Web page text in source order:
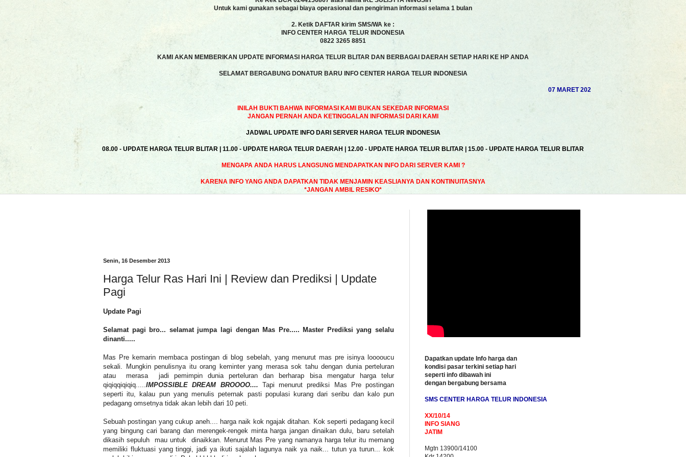
Untuk kami gunakan sebagai biaya operasional dan pengiriman informasi selama 1 bulan
2. Ketik DAFTAR kirim SMS/WA ke :
INFO CENTER HARGA TELUR INDONESIA
0822 3265 8851
KAMI AKAN MEMBERIKAN UPDATE INFORMASI HARGA TELUR BLITAR DAN BERBAGAI DAERAH SETIAP HARI KE HP ANDA
SELAMAT BERGABUNG DONATUR BARU INFO CENTER HARGA TELUR INDONESIA
07 MARET 2025 | AKHSAN ROSYIDI |
INILAH BUKTI BAHWA INFORMASI KAMI BUKAN SEKEDAR INFORMASI
JANGAN PERNAH ANDA KETINGGALAN INFORMASI DARI KAMI
JADWAL UPDATE INFO DARI SERVER HARGA TELUR INDONESIA
08.00 - UPDATE HARGA TELUR BLITAR | 11.00 - UPDATE HARGA TELUR DAERAH | 12.00 - UPDATE HARGA TELUR BLITAR | 15.00 - UPDATE HARGA TELUR BLITAR
MENGAPA ANDA HARUS LANGSUNG MENDAPATKAN INFO DARI SERVER KAMI ?
KARENA INFO YANG ANDA DAPATKAN TIDAK MENJAMIN KEASLIANYA DAN KONTINUITASNYA
*JANGAN AMBIL RESIKO*
Senin, 16 Desember 2013
Harga Telur Ras Hari Ini | Review dan Prediksi | Update
Pagi
Update Pagi
Selamat pagi bro... selamat jumpa lagi dengan Mas Pre..... Master Prediksi yang selalu
dinanti.....
Mas Pre kemarin membaca postingan di blog sebelah, yang menurut mas pre isinya looooucu
sekali. Mungkin penulisnya itu orang keminter yang merasa sok tahu dengan dunia perteluran
atau merasa jadi pemimpin dunia perteluran dan berharap bisa mengatur harga telur
qiqiqqiqiqiq..... IMPOSSIBLE DREAM BROOOO.... Tapi menurut prediksi Mas Pre postingan
seperti itu, kalau pun yang menulis peternak pasti populasi kurang dari seribu dan kalo pun
pedagang omsetnya tidak akan lebih dari 10 peti.
Sebuah postingan yang cukup aneh.... harga naik kok ngajak ditahan. Kok seperti pedagang kecil
yang bingung cari barang dan merengek-rengek minta harga jangan dinaikan dulu, baru setelah
dikasih sepuluh mau untuk dinaikkan. Menurut Mas Pre yang namanya harga telur itu memang
memiliki fluktuasi yang tinggi, jadi ya ikuti sajalah lagunya naik ya naik... tutun ya turun... kok
Dapatkan update Info harga dan
kondisi pasar terkini setiap hari
seperti info dibawah ini
dengan bergabung bersama
SMS CENTER HARGA TELUR INDONESIA
XX/10/14
INFO SIANG
JATIM
Mgtn 13900/14100